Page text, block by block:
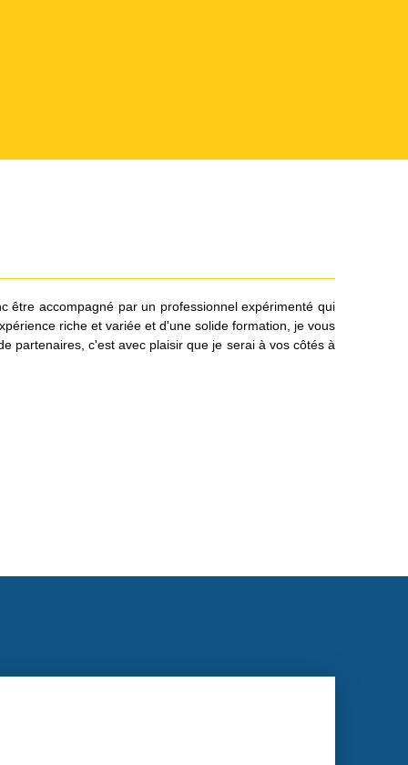
être accompagné par un professionnel expérimenté qui
riche et variée et d'une solide formation, je vous
partenaires, c'est avec plaisir que je serai à vos côtés à